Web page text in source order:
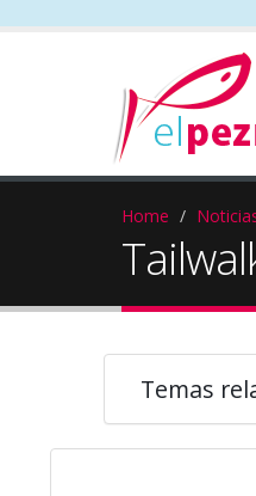
Home
Temas